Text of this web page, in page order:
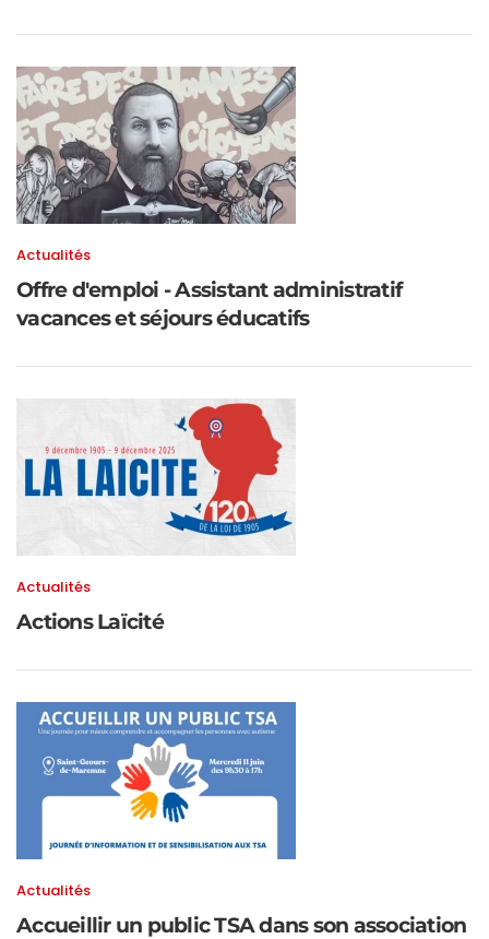
Actualités
Offre d'emploi - Assistant administratif
vacances et séjours éducatifs
Actualités
Actions Laïcité
Actualités
Accueillir un public TSA dans son association